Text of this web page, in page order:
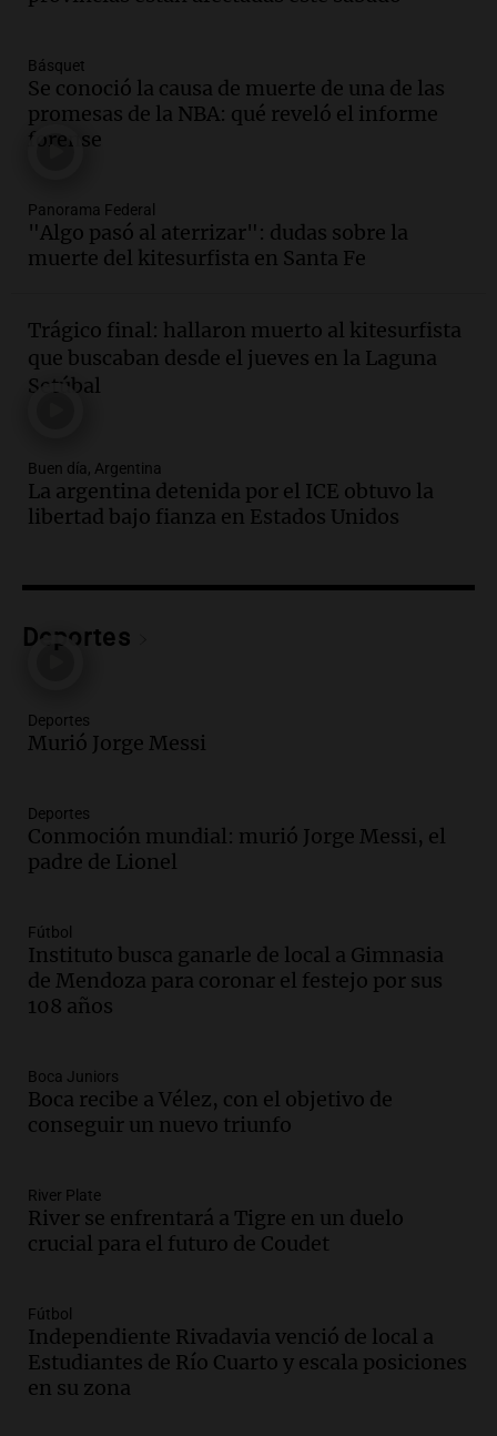
Audio.La historia de la servilleta que
firmó Jorge Messi para el primer
contrato de Leo con Barcelona
Una mañana para todos
Audio.Joan Gaspart: "Sin Jorge, no sé si
Messi hubiera llegado adonde llegó"
Una mañana para todos
Audio.El orgullo y el sueño argentino de
Jorge Messi en una entrevista con Rony
Vargas en 2007
Audio.El abuelo de Agostina Vega, tras
las nuevas detenciones: "En esa casa
todos tenían algo que ver"
del desayuno ideal: qué alimentos
Audio.Mateo, a los 25 años, lucha
para poder seguir viviend
Una mañana para todos
Episodios
Audio.
Una mañana para todos
Episodios
Audio. Altas Cumbres: rescataron a una
un precipicio
Una mañana para todos
Episodios
con Jujuy
Panorama Federal
Episodios
Básquet
Se conoció la causa de muerte de una de las
promesas de la NBA: qué reveló el informe
forense
Panorama Federal
"Algo pasó al aterrizar": dudas sobre la
muerte del kitesurfista en Santa Fe
Trágico final: hallaron muerto al kitesurfista
que buscaban desde el jueves en la Laguna
Setúbal
Buen día, Argentina
La argentina detenida por el ICE obtuvo la
libertad bajo fianza en Estados Unidos
Deportes
Deportes
Murió Jorge Messi
Deportes
Conmoción mundial: murió Jorge Messi, el
padre de Lionel
Fútbol
Instituto busca ganarle de local a Gimnasia
de Mendoza para coronar el festejo por sus
108 años
Boca Juniors
Boca recibe a Vélez, con el objetivo de
conseguir un nuevo triunfo
River Plate
River se enfrentará a Tigre en un duelo
crucial para el futuro de Coudet
Fútbol
Independiente Rivadavia venció de local a
Estudiantes de Río Cuarto y escala posiciones
en su zona